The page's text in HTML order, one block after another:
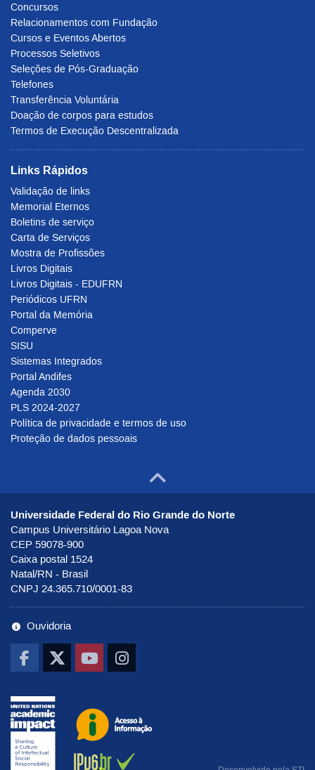
Concursos
Relacionamentos com Fundação
Cursos e Eventos Abertos
Processos Seletivos
Seleções de Pós-Graduação
Telefones
Transferência Voluntária
Doação de corpos para estudos
Termos de Execução Descentralizada
Links Rápidos
Validação de links
Memorial Eternos
Boletins de serviço
Carta de Serviços
Mostra de Profissões
Livros Digitais
Livros Digitais - EDUFRN
Periódicos UFRN
Portal da Memória
Comperve
SISU
Sistemas Integrados
Portal Andifes
Agenda 2030
PLS 2024-2027
Política de privacidade e termos de uso
Proteção de dados pessoais
Ir para o
Universidade Federal do Rio Grande do Norte
Campus Universitário Lagoa Nova
CEP 59078-900
Caixa postal 1524
Natal/RN - Brasil
CNPJ 24.365.710/0001-83
Ouvidoria
Ir pra UNAI